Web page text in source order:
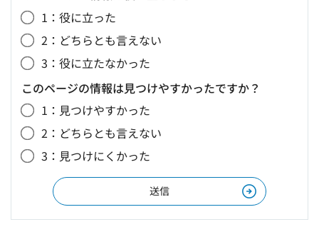
1：役に立った
2：どちらとも言えない
3：役に立たなかった
このページの情報は見つけやすかったですか？
1：見つけやすかった
2：どちらとも言えない
3：見つけにくかった